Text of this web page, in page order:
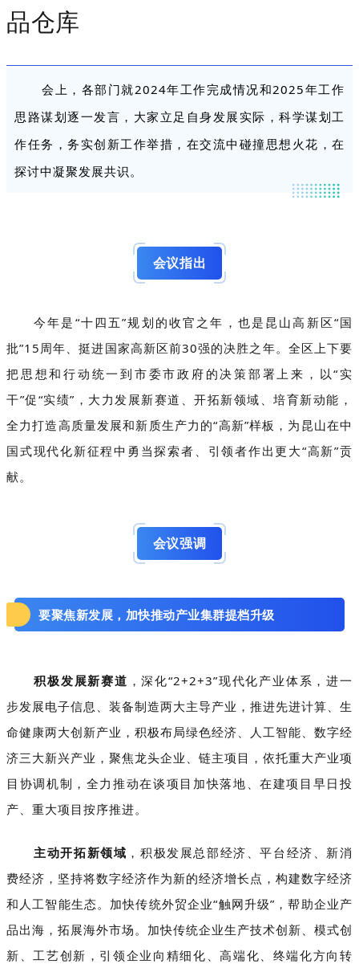
品仓库
会上，各部门就2024年工作完成情况和2025年工作
思路谋划逐一发言，大家立足自身发展实际，科学谋划工
作任务，务实创新工作举措，在交流中碰撞思想火花，在
探讨中凝聚发展共识。
会议指出
今年是“十四五”规划的收官之年，也是昆山高新区“国
批”15周年、挺进国家高新区前30强的决胜之年。全区上下要
把思想和行动统一到市委市政府的决策部署上来，以“实
干”促“实绩”，大力发展新赛道、开拓新领域、培育新动能，
全力打造高质量发展和新质生产力的“高新”样板，为昆山在中
国式现代化新征程中勇当探索者、引领者作出更大“高新”贡
献。
会议强调
要聚焦新发展，加快推动产业集群提档升级
积极发展新赛道 ，深化“2+2+3”现代化产业体系，进一
步发展电子信息、装备制造两大主导产业，推进先进计算、生
命健康两大创新产业，积极布局绿色经济、人工智能、数字经
济三大新兴产业，聚焦龙头企业、链主项目，依托重大产业项
目协调机制，全力推动在谈项目加快落地、在建项目早日投
产、重大项目按序推进。
主动开拓新领域 ，积极发展总部经济、平台经济、新消
费经济，坚持将数字经济作为新的经济增长点，构建数字经济
和人工智能生态。加快传统外贸企业“触网升级”，帮助企业产
品出海，拓展海外市场。加快传统企业生产技术创新、模式创
新、工艺创新，引领企业向精细化、高端化、终端化方向转